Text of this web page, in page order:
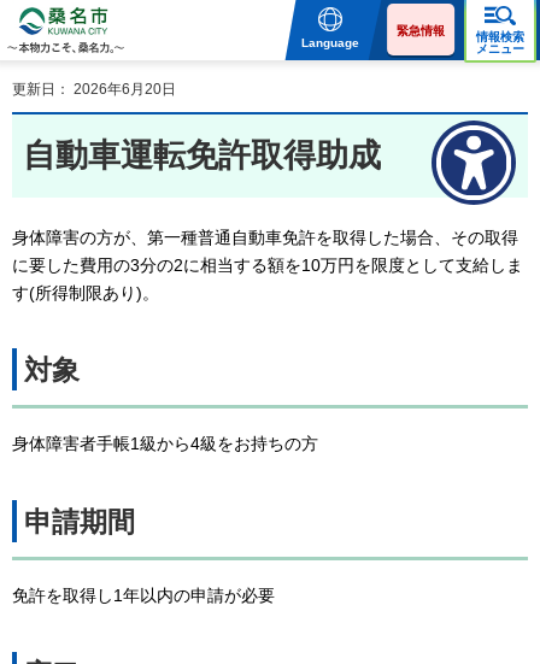
物力こそ、桑名力。
Language
緊急情報
情報検索
メニュー
更新日： 2026年6月20日
自動車運転免許取得助成
身体障害の方が、第一種普通自動車免許を取得した場合、その取得
に要した費用の3分の2に相当する額を10万円を限度として支給しま
す(所得制限あり)。
対象
身体障害者手帳1級から4級をお持ちの方
申請期間
免許を取得し1年以内の申請が必要